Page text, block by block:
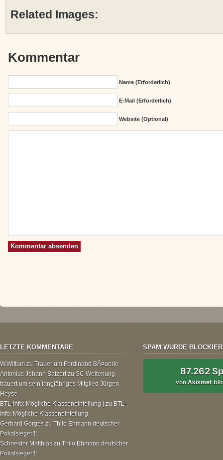
Related Images:
Kommentar
Name (erforderlich)
E-Mail (erforderlich)
Website (Optional)
LETZTE KOMMENTARE
W.Wittum zu Trauer um Ferdinand BÃ¤uerle
Antonius Johann Balzertzu SC Weitenung
trauert um sein langjähriges Mitglied Jürgen
Heyse
BTL-Info: Mögliche Klasseneinteilung | zu BTL-
Info: Mögliche Klasseneinteilung
Gerhard Gorges zu Thilo Ehmann deutscher
Pokalsieger!!!
Schneider Matthias zu Thilo Ehmann deutscher
Pokalsieger!!!
SPAM WURDE
87.262
vonAkismet